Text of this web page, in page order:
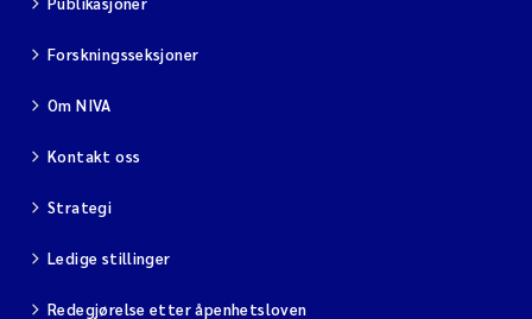
Forskningsseksjoner
Om NIVA
Kontakt oss
Strategi
Ledige stillinger
Redegjørelse etter åpenhetsloven